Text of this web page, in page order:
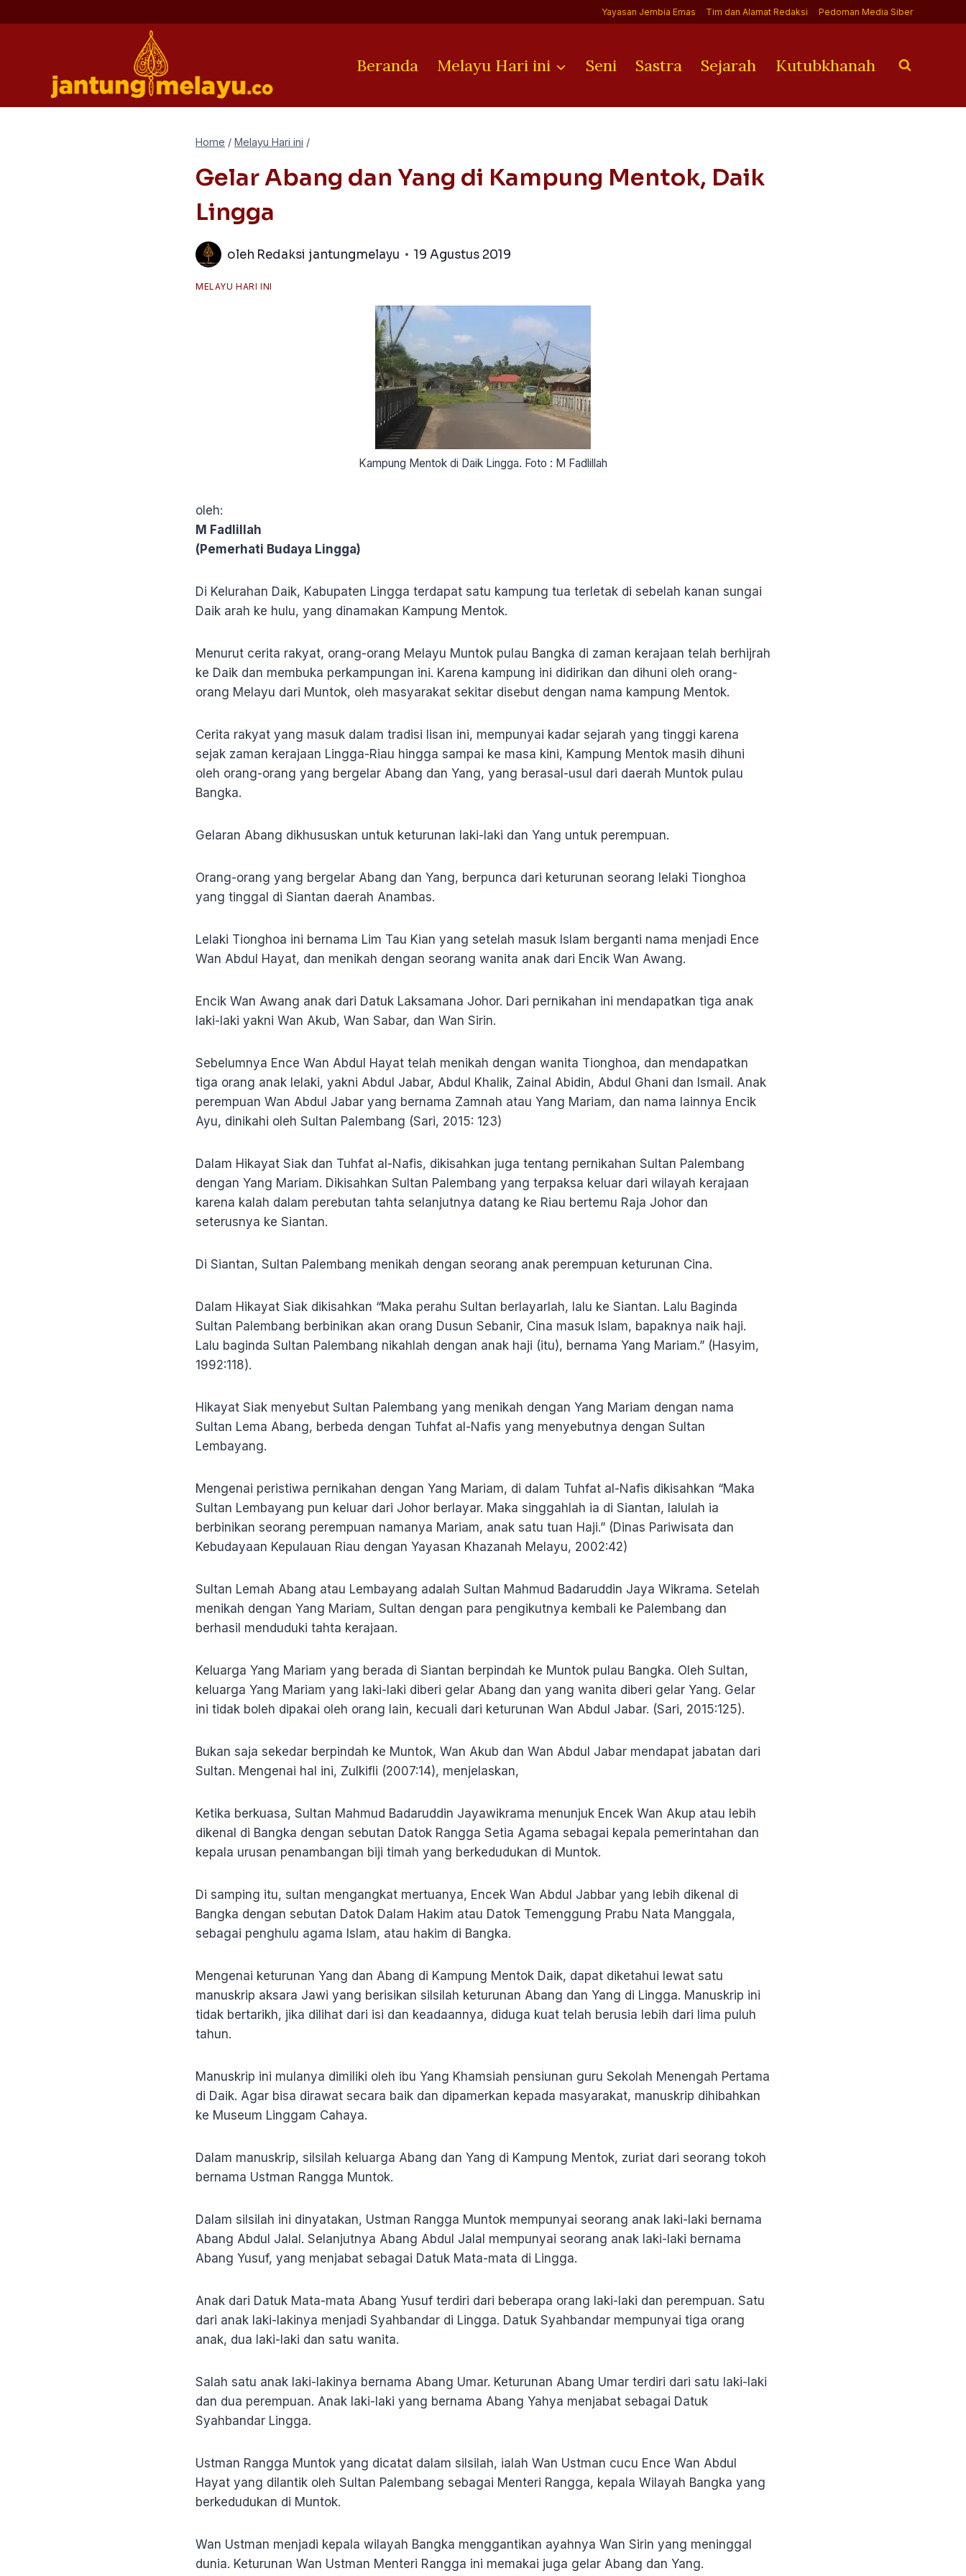
to
Yayasan Jembia Emas Tim dan Alamat Redaksi Pedoman Media Siber
Beranda Melayu Hari ini Seni Sastra Sejarah Kutubkhanah
Home / Melayu Hari ini /
Gelar Abang dan Yang di Kampung Mentok, Daik
Lingga
oleh Redaksi jantungmelayu 19 Agustus 2019
MELAYU HARI INI
Kampung Mentok di Daik Lingga. Foto : M Fadlillah
oleh:
M Fadlillah
(Pemerhati Budaya Lingga)
Di Kelurahan Daik, Kabupaten Lingga terdapat satu kampung tua terletak di sebelah kanan sungai
Daik arah ke hulu, yang dinamakan Kampung Mentok.
Menurut cerita rakyat, orang-orang Melayu Muntok pulau Bangka di zaman kerajaan telah berhijrah
ke Daik dan membuka perkampungan ini. Karena kampung ini didirikan dan dihuni oleh orang-
orang Melayu dari Muntok, oleh masyarakat sekitar disebut dengan nama kampung Mentok.
Cerita rakyat yang masuk dalam tradisi lisan ini, mempunyai kadar sejarah yang tinggi karena
sejak zaman kerajaan Lingga-Riau hingga sampai ke masa kini, Kampung Mentok masih dihuni
oleh orang-orang yang bergelar Abang dan Yang, yang berasal-usul dari daerah Muntok pulau
Bangka.
Gelaran Abang dikhususkan untuk keturunan laki-laki dan Yang untuk perempuan.
Orang-orang yang bergelar Abang dan Yang, berpunca dari keturunan seorang lelaki Tionghoa
yang tinggal di Siantan daerah Anambas.
Lelaki Tionghoa ini bernama Lim Tau Kian yang setelah masuk Islam berganti nama menjadi Ence
Wan Abdul Hayat, dan menikah dengan seorang wanita anak dari Encik Wan Awang.
Encik Wan Awang anak dari Datuk Laksamana Johor. Dari pernikahan ini mendapatkan tiga anak
laki-laki yakni Wan Akub, Wan Sabar, dan Wan Sirin.
Sebelumnya Ence Wan Abdul Hayat telah menikah dengan wanita Tionghoa, dan mendapatkan
tiga orang anak lelaki, yakni Abdul Jabar, Abdul Khalik, Zainal Abidin, Abdul Ghani dan Ismail. Anak
perempuan Wan Abdul Jabar yang bernama Zamnah atau Yang Mariam, dan nama lainnya Encik
Ayu, dinikahi oleh Sultan Palembang (Sari, 2015: 123)
Dalam Hikayat Siak dan Tuhfat al-Nafis, dikisahkan juga tentang pernikahan Sultan Palembang
dengan Yang Mariam. Dikisahkan Sultan Palembang yang terpaksa keluar dari wilayah kerajaan
karena kalah dalam perebutan tahta selanjutnya datang ke Riau bertemu Raja Johor dan
seterusnya ke Siantan.
Di Siantan, Sultan Palembang menikah dengan seorang anak perempuan keturunan Cina.
Dalam Hikayat Siak dikisahkan “Maka perahu Sultan berlayarlah, lalu ke Siantan. Lalu Baginda
Sultan Palembang berbinikan akan orang Dusun Sebanir, Cina masuk Islam, bapaknya naik haji.
Lalu baginda Sultan Palembang nikahlah dengan anak haji (itu), bernama Yang Mariam.” (Hasyim,
1992:118).
Hikayat Siak menyebut Sultan Palembang yang menikah dengan Yang Mariam dengan nama
Sultan Lema Abang, berbeda dengan Tuhfat al-Nafis yang menyebutnya dengan Sultan
Lembayang.
Mengenai peristiwa pernikahan dengan Yang Mariam, di dalam Tuhfat al-Nafis dikisahkan “Maka
Sultan Lembayang pun keluar dari Johor berlayar. Maka singgahlah ia di Siantan, lalulah ia
berbinikan seorang perempuan namanya Mariam, anak satu tuan Haji.” (Dinas Pariwisata dan
Kebudayaan Kepulauan Riau dengan Yayasan Khazanah Melayu, 2002:42)
Sultan Lemah Abang atau Lembayang adalah Sultan Mahmud Badaruddin Jaya Wikrama. Setelah
menikah dengan Yang Mariam, Sultan dengan para pengikutnya kembali ke Palembang dan
berhasil menduduki tahta kerajaan.
Keluarga Yang Mariam yang berada di Siantan berpindah ke Muntok pulau Bangka. Oleh Sultan,
keluarga Yang Mariam yang laki-laki diberi gelar Abang dan yang wanita diberi gelar Yang. Gelar
ini tidak boleh dipakai oleh orang lain, kecuali dari keturunan Wan Abdul Jabar. (Sari, 2015:125).
Bukan saja sekedar berpindah ke Muntok, Wan Akub dan Wan Abdul Jabar mendapat jabatan dari
Sultan. Mengenai hal ini, Zulkifli (2007:14), menjelaskan,
Ketika berkuasa, Sultan Mahmud Badaruddin Jayawikrama menunjuk Encek Wan Akup atau lebih
dikenal di Bangka dengan sebutan Datok Rangga Setia Agama sebagai kepala pemerintahan dan
kepala urusan penambangan biji timah yang berkedudukan di Muntok.
Di samping itu, sultan mengangkat mertuanya, Encek Wan Abdul Jabbar yang lebih dikenal di
Bangka dengan sebutan Datok Dalam Hakim atau Datok Temenggung Prabu Nata Manggala,
sebagai penghulu agama Islam, atau hakim di Bangka.
Mengenai keturunan Yang dan Abang di Kampung Mentok Daik, dapat diketahui lewat satu
manuskrip aksara Jawi yang berisikan silsilah keturunan Abang dan Yang di Lingga. Manuskrip ini
tidak bertarikh, jika dilihat dari isi dan keadaannya, diduga kuat telah berusia lebih dari lima puluh
tahun.
Manuskrip ini mulanya dimiliki oleh ibu Yang Khamsiah pensiunan guru Sekolah Menengah Pertama
di Daik. Agar bisa dirawat secara baik dan dipamerkan kepada masyarakat, manuskrip dihibahkan
ke Museum Linggam Cahaya.
Dalam manuskrip, silsilah keluarga Abang dan Yang di Kampung Mentok, zuriat dari seorang tokoh
bernama Ustman Rangga Muntok.
Dalam silsilah ini dinyatakan, Ustman Rangga Muntok mempunyai seorang anak laki-laki bernama
Abang Abdul Jalal. Selanjutnya Abang Abdul Jalal mempunyai seorang anak laki-laki bernama
Abang Yusuf, yang menjabat sebagai Datuk Mata-mata di Lingga.
Anak dari Datuk Mata-mata Abang Yusuf terdiri dari beberapa orang laki-laki dan perempuan. Satu
dari anak laki-lakinya menjadi Syahbandar di Lingga. Datuk Syahbandar mempunyai tiga orang
anak, dua laki-laki dan satu wanita.
Salah satu anak laki-lakinya bernama Abang Umar. Keturunan Abang Umar terdiri dari satu laki-laki
dan dua perempuan. Anak laki-laki yang bernama Abang Yahya menjabat sebagai Datuk
Syahbandar Lingga.
Ustman Rangga Muntok yang dicatat dalam silsilah, ialah Wan Ustman cucu Ence Wan Abdul
Hayat yang dilantik oleh Sultan Palembang sebagai Menteri Rangga, kepala Wilayah Bangka yang
berkedudukan di Muntok.
Wan Ustman menjadi kepala wilayah Bangka menggantikan ayahnya Wan Sirin yang meninggal
dunia. Keturunan Wan Ustman Menteri Rangga ini memakai juga gelar Abang dan Yang.